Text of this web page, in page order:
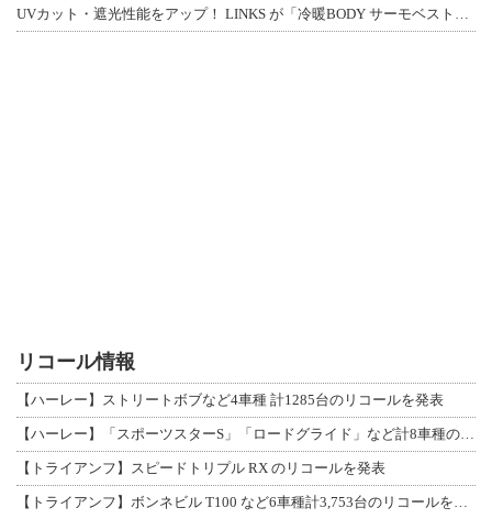
UVカット・遮光性能をアップ！ LINKS が「冷暖BODY サーモベスト」改良
リコール情報
【ハーレー】ストリートボブなど4車種 計1285台のリコールを発表
【ハーレー】「スポーツスターS」「ロードグライド」など計8車種のリコールを発表
【トライアンフ】スピードトリプル RX のリコールを発表
【トライアンフ】ボンネビル T100 など6車種計3,753台のリコールを発表